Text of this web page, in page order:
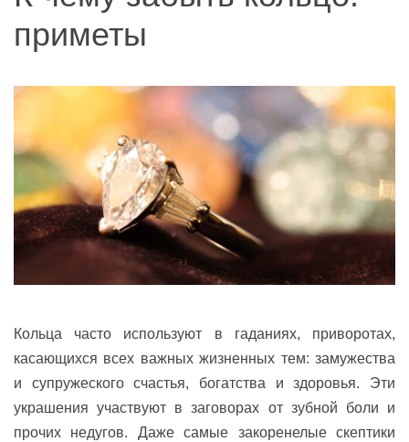
приметы
Кольца часто используют в гаданиях, приворотах,
касающихся всех важных жизненных тем: замужества
и супружеского счастья, богатства и здоровья. Эти
украшения участвуют в заговорах от зубной боли и
прочих недугов. Даже самые закоренелые скептики